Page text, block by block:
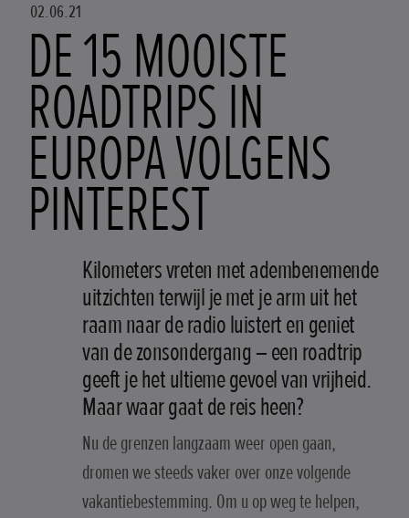
02.06.21
DE 15 MOOISTE
ROADTRIPS IN
EUROPA VOLGENS
PINTEREST
Kilometers vreten met adembenemende
uitzichten terwijl je met je arm uit het
raam naar de radio luistert en geniet
van de zonsondergang – een roadtrip
geeft je het ultieme gevoel van vrijheid.
Maar waar gaat de reis heen?
Nu de grenzen langzaam weer open gaan,
dromen we steeds vaker over onze volgende
vakantiebestemming. Om u op weg te helpen,